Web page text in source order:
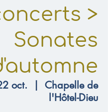
>
Sonates
oct.
  |
Chapelle de
l'Hôtel-Dieu